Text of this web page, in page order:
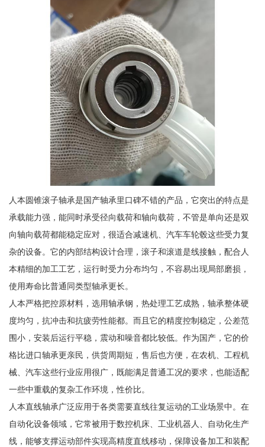
人本圆锥滚子轴承是国产轴承里口碑不错的产品，它突出的特点是
承载能力强，能同时承受径向载荷和轴向载荷，不管是单向还是双
向轴向载荷都能稳定应对，很适合减速机、汽车车轮毂这些受力复
杂的设备。它的内部结构设计合理，滚子和滚道是线接触，配合人
本精细的加工工艺，运行时受力分布均匀，不容易出现局部磨损，
使用寿命比普通同类型轴承更长。
人本严格把控原材料，选用轴承钢，热处理工艺成熟，轴承整体硬
度均匀，抗冲击和抗疲劳性能都。而且它的精度控制稳定，公差范
围小，安装后运行平稳，震动和噪音都比较低。作为国产，它的价
格比进口轴承更亲民，供货周期短，售后也方便，在农机、工程机
械、汽车这些行业应用很广，既能满足普通工况的要求，也能适配
一些中重载的复杂工作环境，性价比。
人本直线轴承广泛应用于各类需要直线往复运动的工业场景中。在
自动化设备领域，它常被用于数控机床、工业机器人、自动化生产
线，能够支撑运动部件实现高精度直线移动，保障设备加工和装配